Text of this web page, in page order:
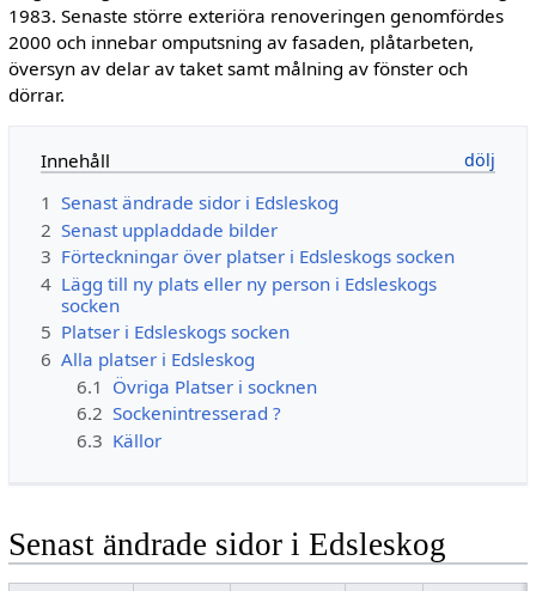
1983. Senaste större exteriöra renoveringen genomfördes
2000 och innebar omputsning av fasaden, plåtarbeten,
översyn av delar av taket samt målning av fönster och
dörrar.
Innehåll
1 Senast ändrade sidor i Edsleskog
2 Senast uppladdade bilder
3 Förteckningar över platser i Edsleskogs socken
4 Lägg till ny plats eller ny person i Edsleskogs
socken
5 Platser i Edsleskogs socken
6 Alla platser i Edsleskog
6.1 Övriga Platser i socknen
6.2 Sockenintresserad ?
6.3 Källor
Senast ändrade sidor i Edsleskog